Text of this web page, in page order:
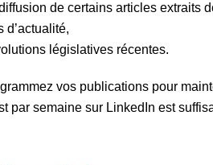
de certains articles extraits
d’actualité,
législatives récentes.
vos publications pour
par semaine sur LinkedIn est